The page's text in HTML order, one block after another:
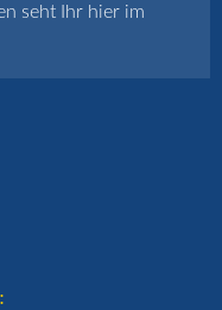
seht Ihr hier im